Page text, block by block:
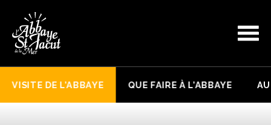
VISITE DE L’ABBAYE QUE FAIRE À L’ABBAYE